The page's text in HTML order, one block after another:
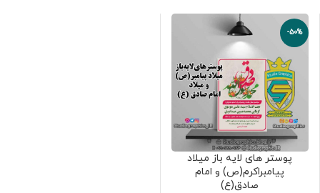
-50%
پوستر های لایه باز میلاد
پیامبراکرم(ص) و امام
صادق(ع)